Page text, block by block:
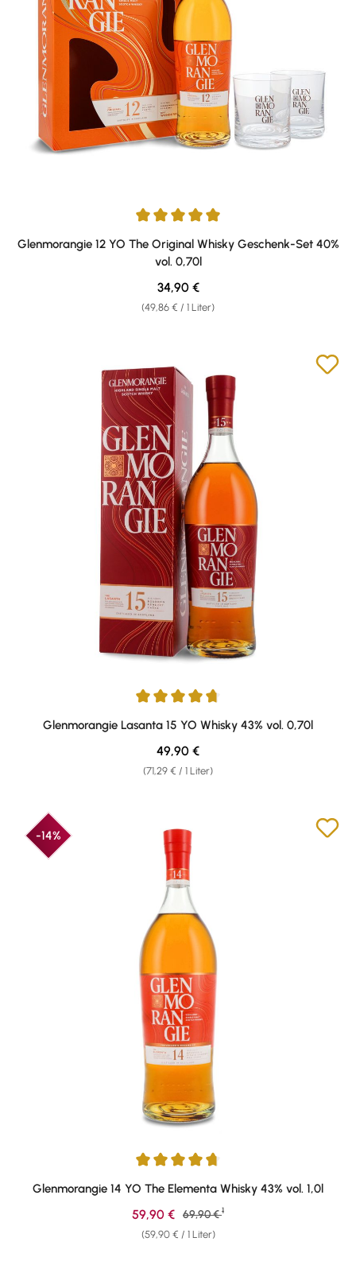
Durchschnittliche Bewertung von 5 von 5 Sternen
Glenmorangie 12 YO The Original Whisky Geschenk-Set 40%
vol. 0,70l
(49,86 € / 1 Liter)
Regulärer Preis:
34,90 €
Durchschnittliche Bewertung von 4.86 von 5 Sternen
Glenmorangie Lasanta 15 YO Whisky 43% vol. 0,70l
(71,29 € / 1 Liter)
Regulärer Preis:
49,90 €
-14%
Durchschnittliche Bewertung von 4.75 von 5 Sternen
Glenmorangie 14 YO The Elementa Whisky 43% vol. 1,0l
(59,90 € / 1 Liter)
Verkaufspreis:
59,90 € Regulärer Preis:
69,90 € 1